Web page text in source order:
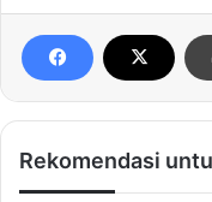
Rekomendasi